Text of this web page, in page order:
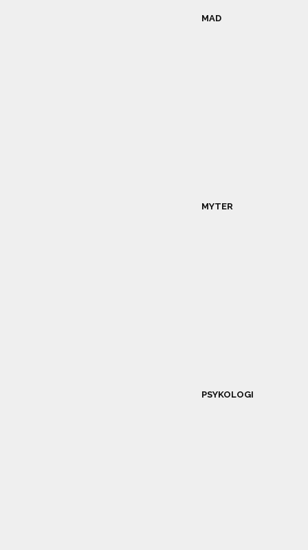
MAD
MYTER
PSYKOLOGI